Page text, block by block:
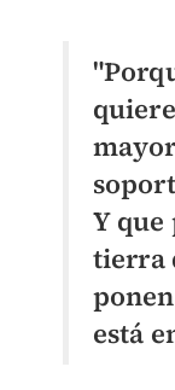
Y que
tierra
está